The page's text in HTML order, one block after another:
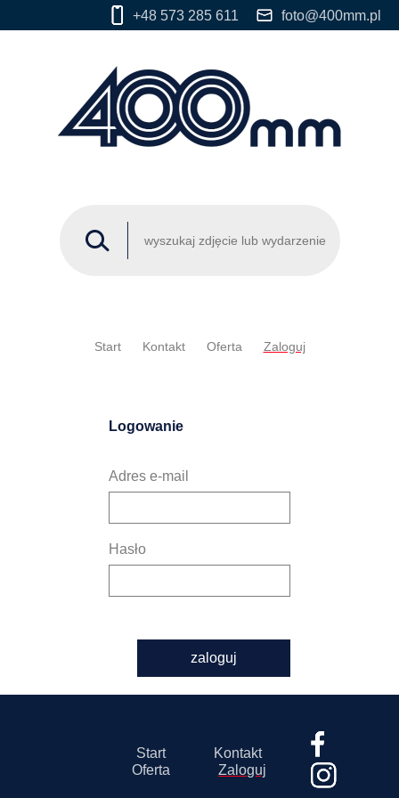
+48 573 285 611 foto@400mm.pl
Start Kontakt Oferta Zaloguj
Logowanie
Adres e-mail
Hasło
zaloguj
Start
Kontakt
Oferta
Zaloguj